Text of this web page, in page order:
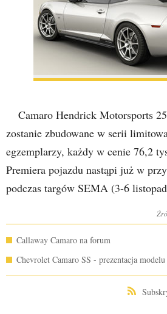
Camaro Hendrick Motorsports
zostanie zbudowane w serii
egzemplarzy, każdy w cenie 76,2
Premiera pojazdu nastąpi już w
podczas targów SEMA (3-6
Callaway Camaro na forum
Chevrolet Camaro SS - prezentacja modelu